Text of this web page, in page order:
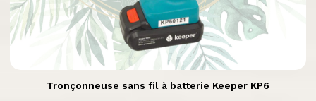
Aperçu rapide
Tronçonneuse sans fil à batterie Keeper KP6